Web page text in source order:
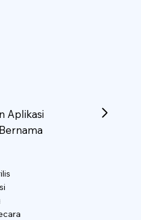
Aplikasi